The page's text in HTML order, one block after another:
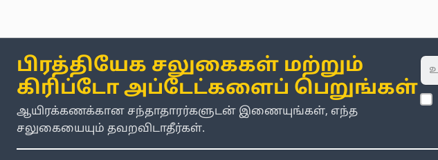
பிரத்தியேக சலுகைகள் மற்றும்
கிரிப்டோ அப்டேட்களைப் பெறுங்கள்
ஆயிரக்கணக்கான சந்தாதாரர்களுடன் இணையுங்கள், எந்த
சலுகையையும் தவறவிடாதீர்கள்.